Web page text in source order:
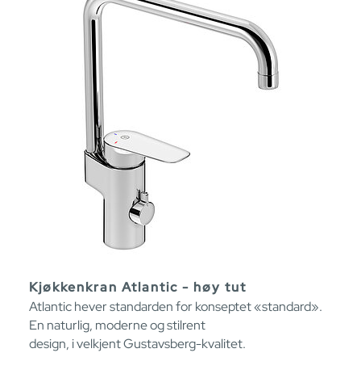
Kjøkkenkran Atlantic - høy tut
Atlantic hever standarden for konseptet «standard».
En naturlig, moderne og stilrent
design, i velkjent Gustavsberg-kvalitet.